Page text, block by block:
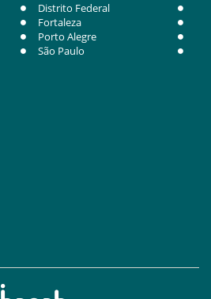
Distrito Federal
Fortaleza
Porto Alegre
São Paulo